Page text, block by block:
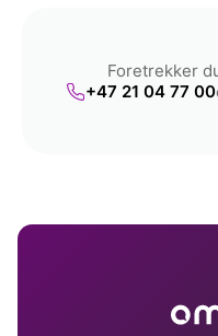
Foretrekker
+47 21 04 77 00